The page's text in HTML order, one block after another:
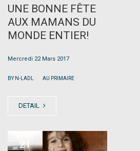
UNE BONNE FÊTE
AUX MAMANS DU
MONDE ENTIER!
Mercredi 22 Mars 2017
BY N-LADL AU PRIMAIRE
DETAIL
21